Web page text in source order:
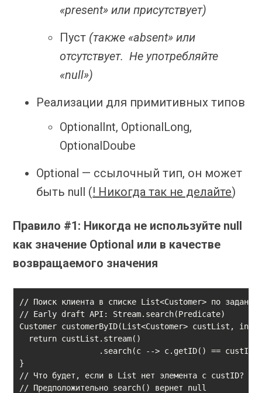
«present» или присутствует)
Пуст (также «absent» или
отсутствует. Не употребляйте
«null»)
Реализации для примитивных типов
OptionalInt, OptionalLong,
OptionalDoube
Optional — ссылочный тип, он может
быть null (! Никогда так не делайте)
Правило #1: Никогда не используйте null
как значение Optional или в качестве
возвращаемого значения
// Поиск клиента в списке List<Customer> по
// Early draft API: Stream.search(Predicate)
Customer customerByID(List<Customer> custList,
  return custList.stream()
.search(c -­‐> c.getID() ==
}
// Что будет, если в List нет элемента с custID?
// Предположительно search() вернет null